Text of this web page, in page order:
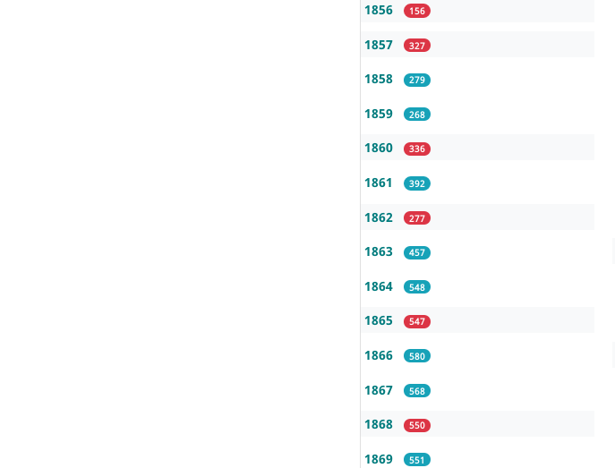
1856 156
1857 327
1858 279
1859 268
1860 336
1861 392
1862 277
1863 457
1864 548
1865 547
1866 580
1867 568
1868 550
1869 551